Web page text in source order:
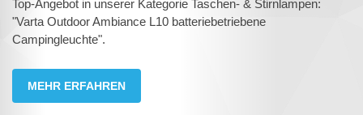
Top-Angebot in unserer Kategorie Taschen- & Stirnlampen:
"Varta Outdoor Ambiance L10 batteriebetriebene
Campingleuchte".
MEHR ERFAHREN